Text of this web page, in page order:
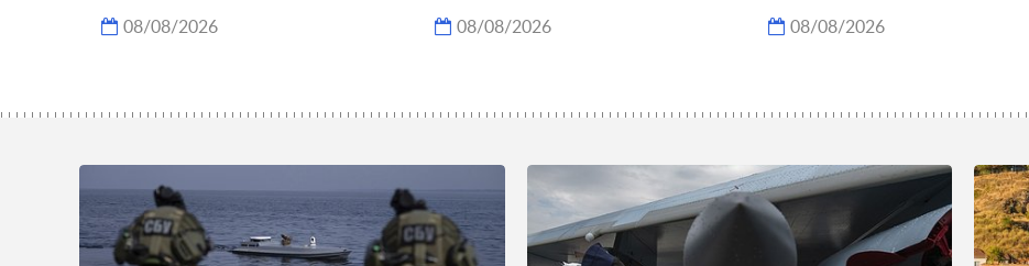
08/08/2026 08/08/2026 08/08/2026